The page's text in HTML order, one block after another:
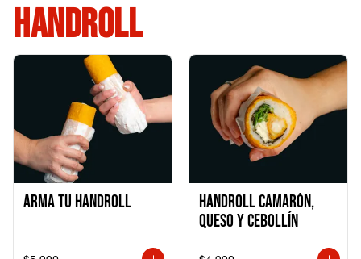
HANDROLL
Arma tu handroll
Handroll Camarón,
Queso y Cebollín